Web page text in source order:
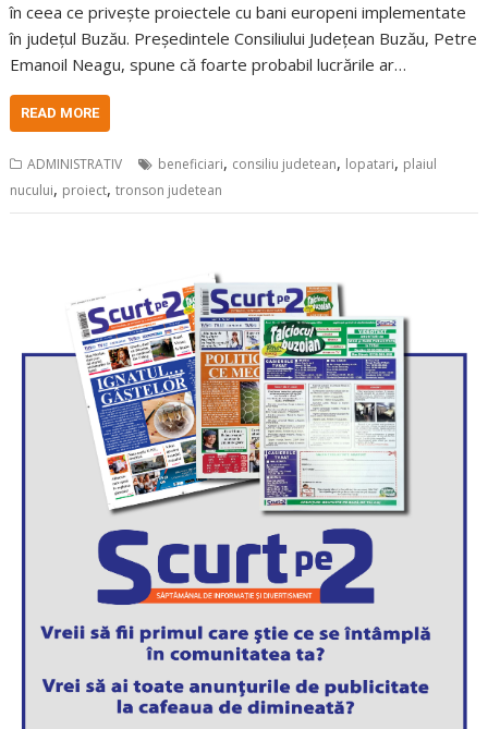
în ceea ce privește proiectele cu bani europeni implementate
în județul Buzău. Președintele Consiliului Județean Buzău, Petre
Emanoil Neagu, spune că foarte probabil lucrările ar…
READ MORE
ADMINISTRATIV beneficiari, consiliu judetean, lopatari, plaiul
nucului, proiect,tronson judetean